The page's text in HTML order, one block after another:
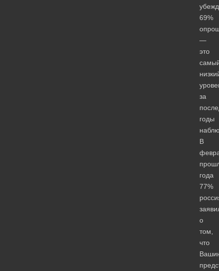
69%
—
это
за
годы
В
года
77%
о
том,
что